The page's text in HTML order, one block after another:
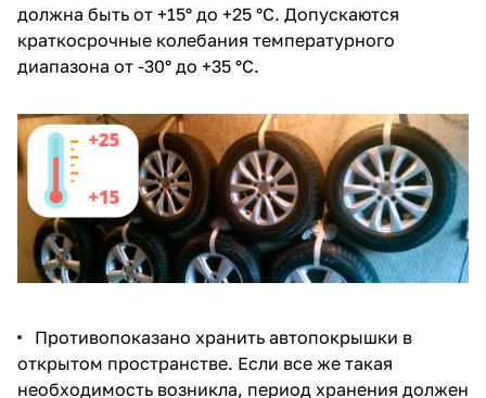
должна быть от +15° до +25 °C. Допускаются
краткосрочные колебания температурного
диапазона от -30° до +35 °C.
Противопоказано хранить автопокрышки в
открытом пространстве. Если все же такая
необходимость возникла, период хранения должен